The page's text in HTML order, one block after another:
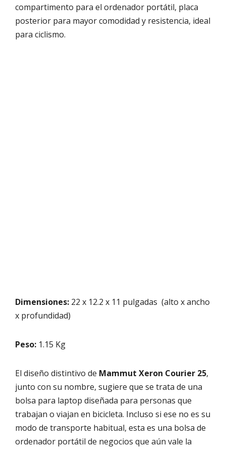
compartimento para el ordenador portátil, placa
posterior para mayor comodidad y resistencia, ideal
para ciclismo.
Dimensiones: 22 x 12.2 x 11 pulgadas (alto x ancho
x profundidad)
Peso: 1.15 Kg
El diseño distintivo de Mammut Xeron Courier 25,
junto con su nombre, sugiere que se trata de una
bolsa para laptop diseñada para personas que
trabajan o viajan en bicicleta. Incluso si ese no es su
modo de transporte habitual, esta es una bolsa de
ordenador portátil de negocios que aún vale la